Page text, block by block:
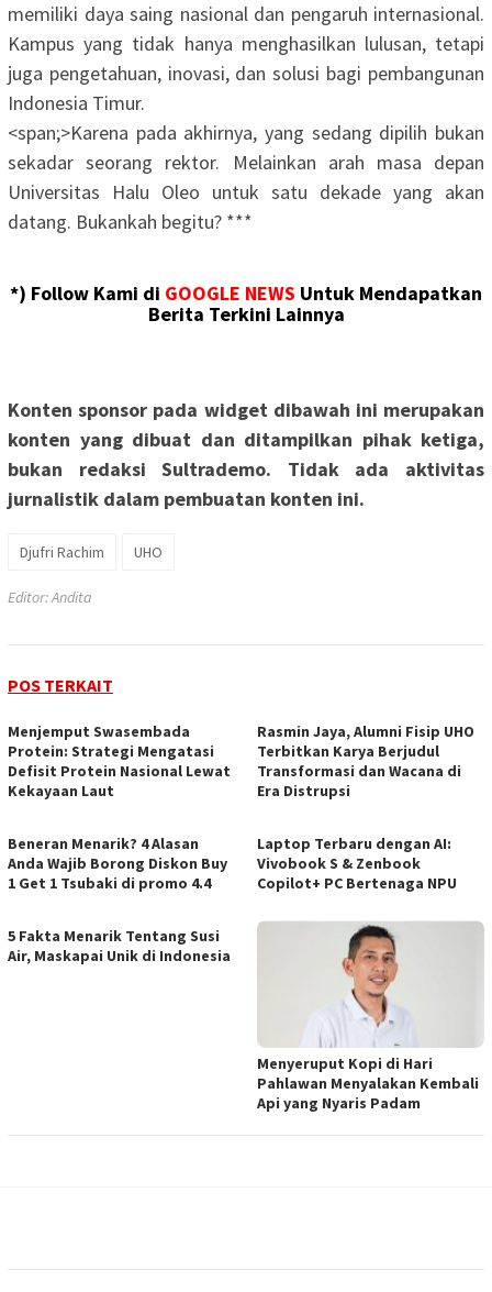
memiliki daya saing nasional dan pengaruh internasional.
Kampus yang tidak hanya menghasilkan lulusan, tetapi
juga pengetahuan, inovasi, dan solusi bagi pembangunan
Indonesia Timur.
<span;>‎Karena pada akhirnya, yang sedang dipilih bukan
sekadar seorang rektor. Melainkan arah masa depan
Universitas Halu Oleo untuk satu dekade yang akan
datang. Bukankah begitu? ***
*) Follow Kami di GOOGLE NEWS Untuk Mendapatkan
Berita Terkini Lainnya
Konten sponsor pada widget dibawah ini merupakan
konten yang dibuat dan ditampilkan pihak ketiga,
bukan redaksi Sultrademo. Tidak ada aktivitas
jurnalistik dalam pembuatan konten ini.
Djufri Rachim UHO
Editor: Andita
POS TERKAIT
‎Menjemput Swasembada
Protein: Strategi Mengatasi
Defisit Protein Nasional Lewat
Kekayaan Laut
Rasmin Jaya, Alumni Fisip UHO
Terbitkan Karya Berjudul
Transformasi dan Wacana di
Era Distrupsi
Beneran Menarik? 4 Alasan
Anda Wajib Borong Diskon Buy
1 Get 1 Tsubaki di promo 4.4
Laptop Terbaru dengan AI:
Vivobook S & Zenbook
Copilot+ PC Bertenaga NPU
5 Fakta Menarik Tentang Susi
Air, Maskapai Unik di Indonesia
Menyeruput Kopi di Hari
Pahlawan Menyalakan Kembali
Api yang Nyaris Padam